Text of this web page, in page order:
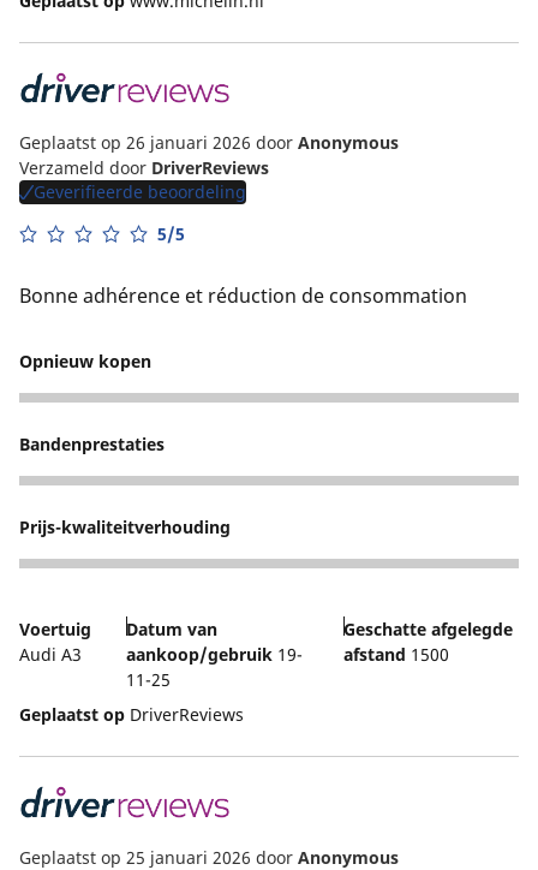
Geplaatst op 26 januari 2026 door Anonymous
Verzameld door DriverReviews
Geverifieerde beoordeling
5/5
Bonne adhérence et réduction de consommation
Opnieuw kopen
3
Bandenprestaties
3
Prijs-kwaliteitverhouding
3
Voertuig
Audi A3
Datum van
aankoop/gebruik19-
11-25
Geschatte afgelegde
afstand 1500
Geplaatst op DriverReviews
Geplaatst op 25 januari 2026 door Anonymous